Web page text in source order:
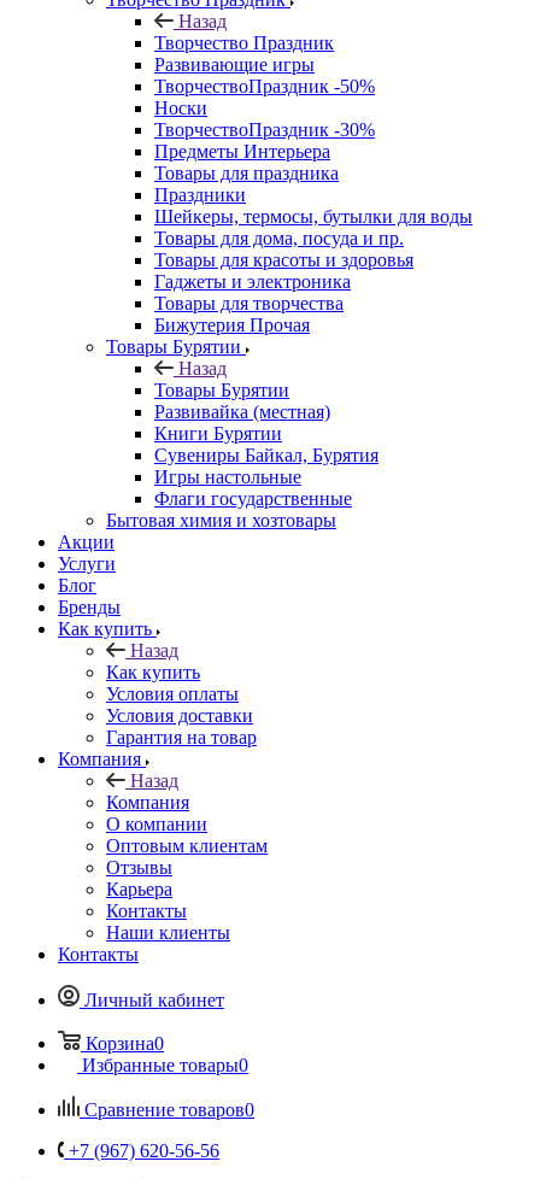
Назад
Творчество Праздник
Развивающие игры
ТворчествоПраздник -50%
Носки
ТворчествоПраздник -30%
Предметы Интерьера
Товары для праздника
Праздники
Шейкеры, термосы, бутылки для воды
Товары для дома, посуда и пр.
Товары для красоты и здоровья
Гаджеты и электроника
Товары для творчества
Бижутерия Прочая
Товары Бурятии
Назад
Товары Бурятии
Развивайка (местная)
Книги Бурятии
Сувениры Байкал, Бурятия
Игры настольные
Флаги государственные
Бытовая химия и хозтовары
Акции
Услуги
Блог
Бренды
Как купить
Назад
Как купить
Условия оплаты
Условия доставки
Гарантия на товар
Компания
Назад
Компания
О компании
Оптовым клиентам
Отзывы
Карьера
Контакты
Наши клиенты
Контакты
Личный кабинет
Корзина0
Избранные товары0
Сравнение товаров0
+7 (967) 620-56-56